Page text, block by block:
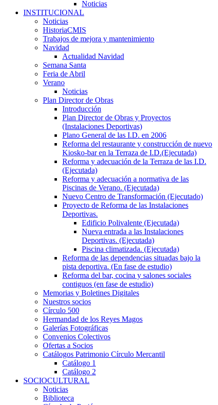
Noticias
INSTITUCIONAL
Noticias
HistoriaCMIS
Trabajos de mejora y mantenimiento
Navidad
Actualidad Navidad
Semana Santa
Feria de Abril
Verano
Noticias
Plan Director de Obras
Introducción
Plan Director de Obras y Proyectos
(Instalaciones Deportivas)
Plano General de las I.D. en 2006
Reforma del restaurante y construcción de nuevo
Kiosko-bar en la Terraza de I.D.(Ejecutada)
Reforma y adecuación de la Terraza de las I.D.
(Ejecutada)
Reforma y adecuación a normativa de las
Piscinas de Verano. (Ejecutada)
Nuevo Centro de Transformación (Ejecutado)
Proyecto de Reforma de las Instalaciones
Deportivas.
Edificio Polivalente (Ejecutada)
Nueva entrada a las Instalaciones
Deportivas. (Ejecutada)
Piscina climatizada. (Ejecutada)
Reforma de las dependencias situadas bajo la
pista deportiva. (En fase de estudio)
Reforma del bar, cocina y salones sociales
contiguos (en fase de estudio)
Memorias y Boletines Digitales
Nuestros socios
Círculo 500
Hermandad de los Reyes Magos
Galerías Fotográficas
Convenios Colectivos
Ofertas a Socios
Catálogos Patrimonio Círculo Mercantil
Catálogo 1
Catálogo 2
SOCIOCULTURAL
Noticias
Biblioteca